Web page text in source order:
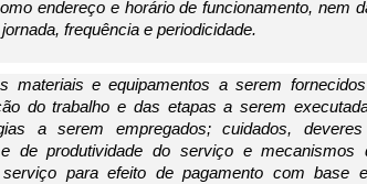
endereço e horário de funcionamento, nem
frequência e periodicidade.
materiais e equipamentos a serem
do trabalho e das etapas a serem
a serem empregados; cuidados,
de produtividade do serviço e mecanismos
para efeito de pagamento com base